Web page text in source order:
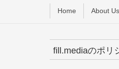
Home About Us
fill.mediaのポリ